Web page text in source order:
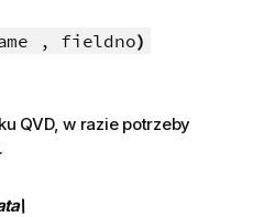
, fieldno)
QVD, w razie potrzeby